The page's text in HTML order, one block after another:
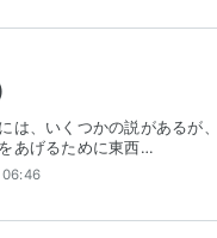
は、いくつかの説があるが
あげるために東西…